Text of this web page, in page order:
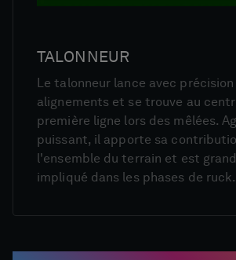
TALONNEUR
Le talonneur lance avec précision
alignements et se trouve au
première ligne lors des mêlées.
puissant, il apporte sa
l'ensemble du terrain et est
impliqué dans les phases de ruck.